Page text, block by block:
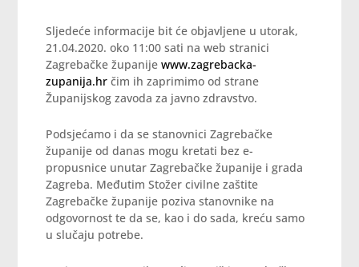
Sljedeće informacije bit će objavljene u utorak,
21.04.2020. oko 11:00 sati na web stranici
Zagrebačke županijewww.zagrebacka-
zupanija.hr čim ih zaprimimo od strane
Županijskog zavoda za javno zdravstvo.
Podsjećamo i da se stanovnici Zagrebačke
županije od danas mogu kretati bez e-
propusnice unutar Zagrebačke županije i grada
Zagreba. Međutim Stožer civilne zaštite
Zagrebačke županije poziva stanovnike na
odgovornost te da se, kao i do sada, kreću samo
u slučaju potrebe.